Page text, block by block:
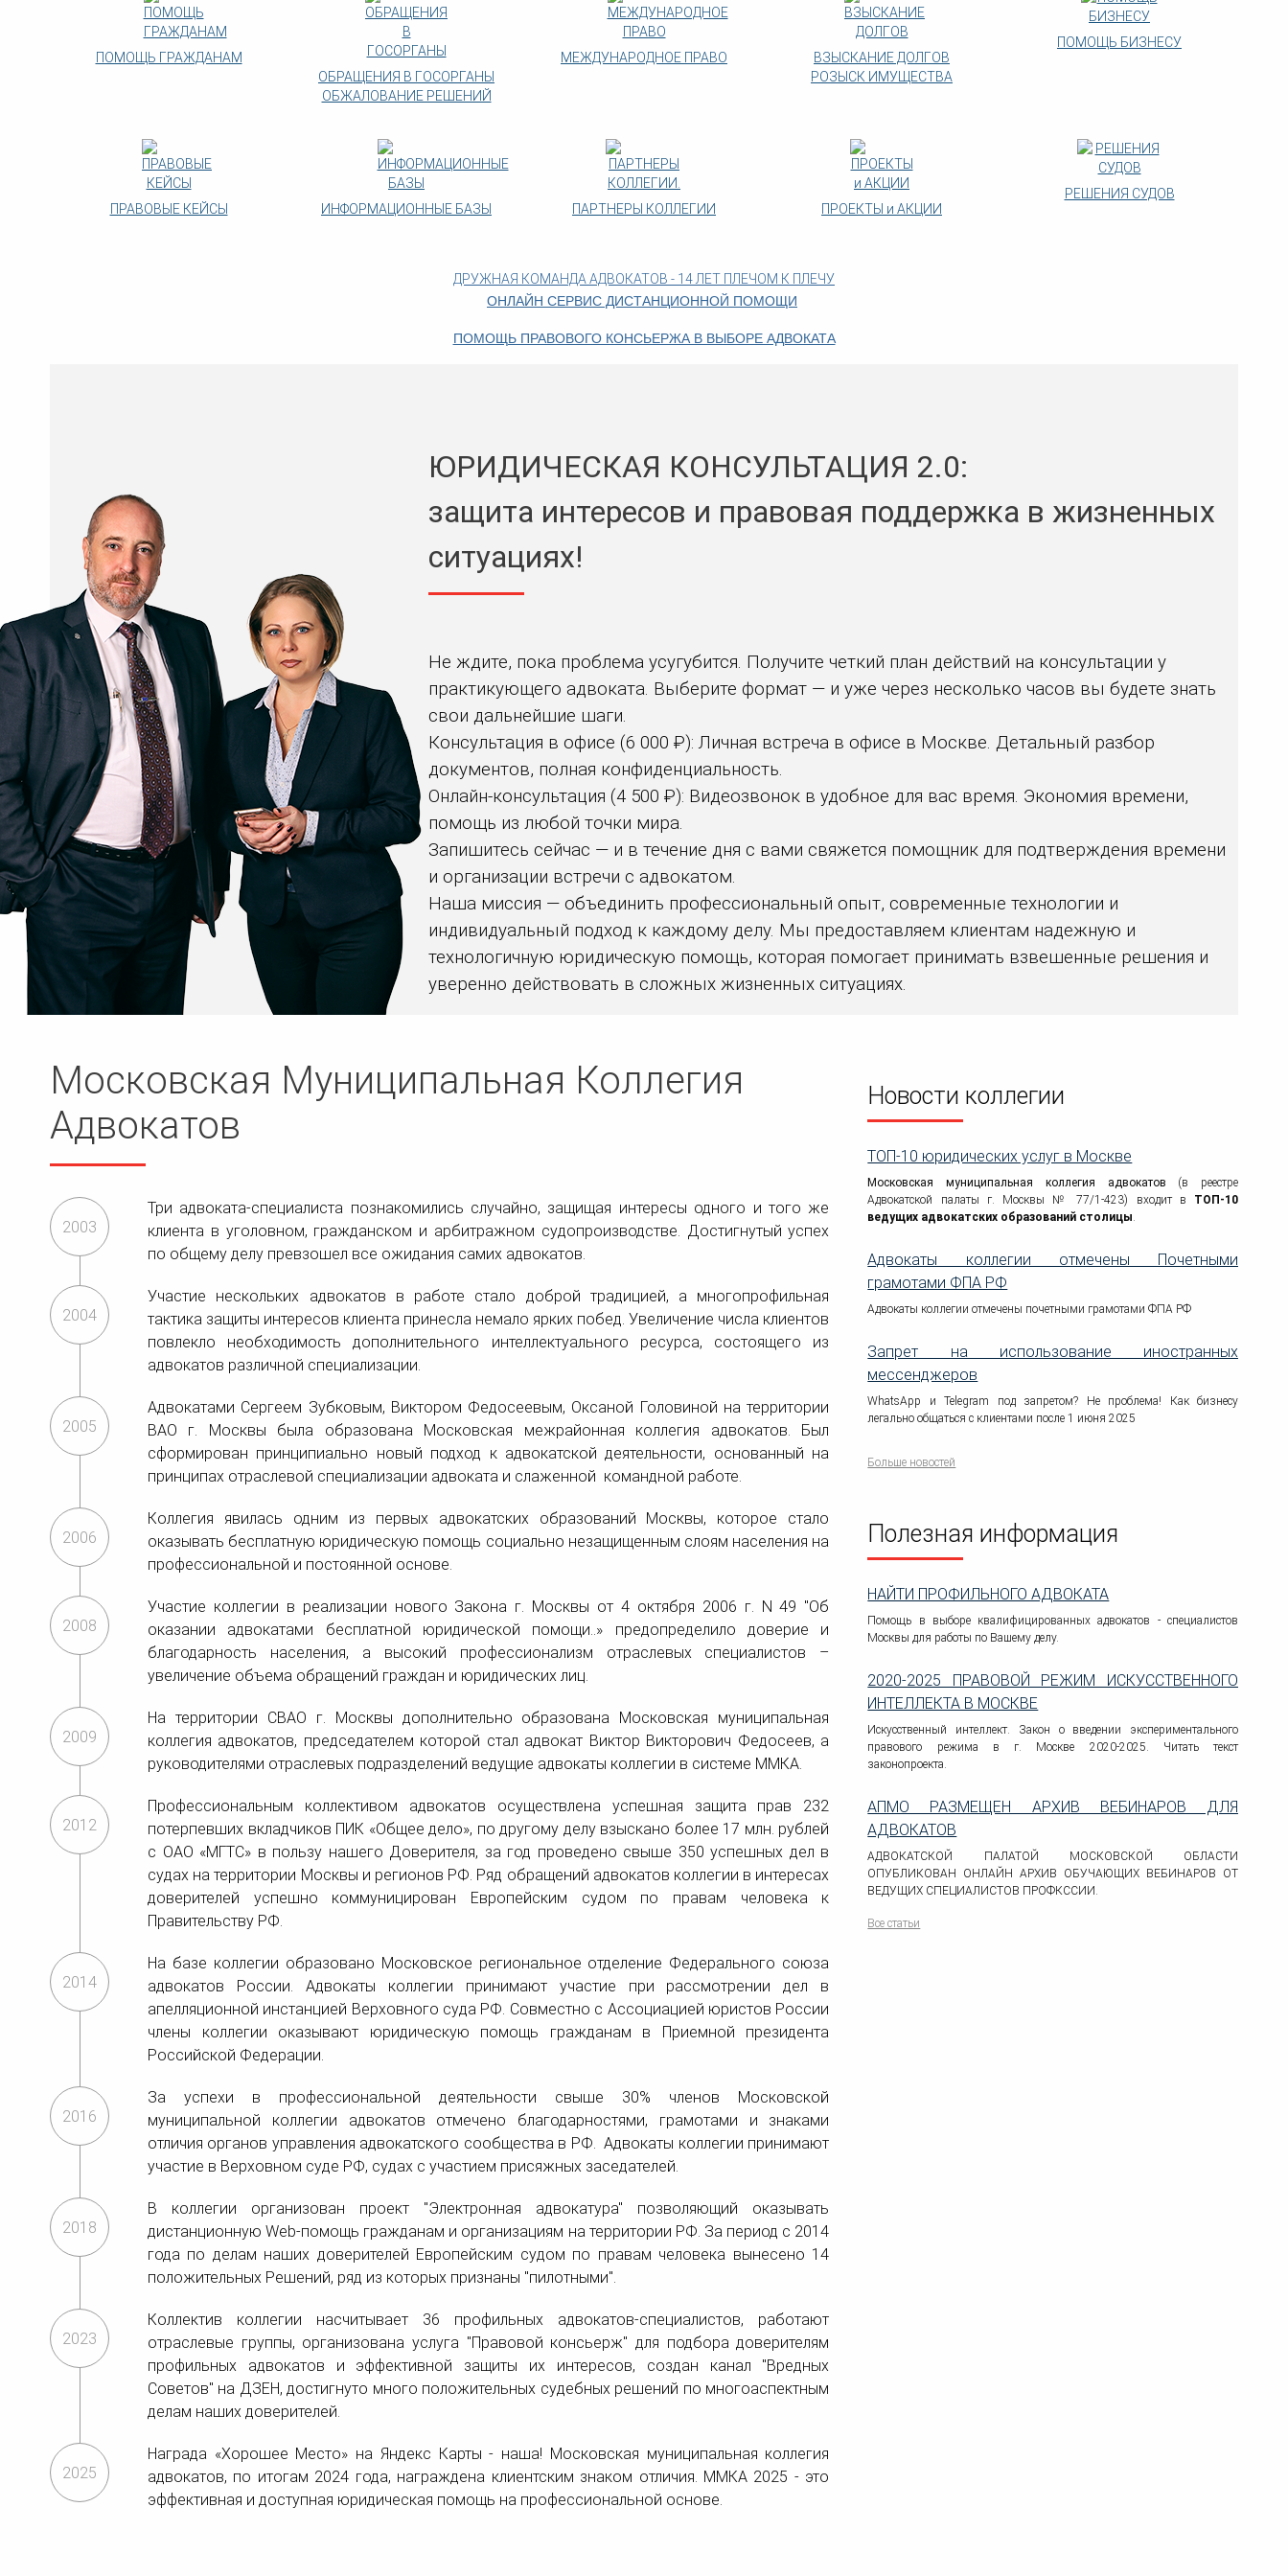
ПОМОЩЬ ГРАЖДАНАМ
ОБРАЩЕНИЯ В ГОСОРГАНЫ
ОБЖАЛОВАНИЕ РЕШЕНИЙ
МЕЖДУНАРОДНОЕ ПРАВО
ВЗЫСКАНИЕ ДОЛГОВ
РОЗЫСК ИМУЩЕСТВА
ПОМОЩЬ БИЗНЕСУ
ПРАВОВЫЕ КЕЙСЫ ИНФОРМАЦИОННЫЕ БАЗЫ ПАРТНЕРЫ КОЛЛЕГИИ ПРОЕКТЫ и АКЦИИ
РЕШЕНИЯ СУДОВ
ДРУЖНАЯ КОМАНДА АДВОКАТОВ - 14 ЛЕТ ПЛЕЧОМ К ПЛЕЧУ
ОНЛАЙН СЕРВИС ДИСТАНЦИОННОЙ ПОМОЩИ
ПОМОЩЬ ПРАВОВОГО КОНСЬЕРЖА В ВЫБОРЕ АДВОКАТА
ЮРИДИЧЕСКАЯ КОНСУЛЬТАЦИЯ 2.0:
защита интересов и правовая поддержка в жизненных
ситуациях!
Не ждите, пока проблема усугубится. Получите четкий план действий на консультации у
практикующего адвоката. Выберите формат — и уже через несколько часов вы будете знать
свои дальнейшие шаги.
Консультация в офисе (6 000 ₽): Личная встреча в офисе в Москве. Детальный разбор
документов, полная конфиденциальность.
Онлайн-консультация (4 500 ₽): Видеозвонок в удобное для вас время. Экономия времени,
помощь из любой точки мира.
Запишитесь сейчас — и в течение дня с вами свяжется помощник для подтверждения времени
и организации встречи с адвокатом.
Наша миссия — объединить профессиональный опыт, современные технологии и
индивидуальный подход к каждому делу. Мы предоставляем клиентам надежную и
технологичную юридическую помощь, которая помогает принимать взвешенные решения и
уверенно действовать в сложных жизненных ситуациях.
Московская Муниципальная Коллегия
Адвокатов
2003
Три адвоката-специалиста познакомились случайно, защищая интересы одного и того же
клиента в уголовном, гражданском и арбитражном судопроизводстве. Достигнутый успех
по общему делу превзошел все ожидания самих адвокатов.
2004
Участие нескольких адвокатов в работе стало доброй традицией, а многопрофильная
тактика защиты интересов клиента принесла немало ярких побед. Увеличение числа клиентов
повлекло необходимость дополнительного интеллектуального ресурса, состоящего из
адвокатов различной специализации.
2005
Адвокатами Сергеем Зубковым, Виктором Федосеевым, Оксаной Головиной на территории
ВАО г. Москвы была образована Московская межрайонная коллегия адвокатов. Был
сформирован принципиально новый подход к адвокатской деятельности, основанный на
принципах отраслевой специализации адвоката и слаженной командной работе.
2006
Коллегия явилась одним из первых адвокатских образований Москвы, которое стало
оказывать бесплатную юридическую помощь социально незащищенным слоям населения на
профессиональной и постоянной основе.
2008
Участие коллегии в реализации нового Закона г. Москвы от 4 октября 2006 г. N 49 "Об
оказании адвокатами бесплатной юридической помощи..» предопределило доверие и
благодарность населения, а высокий профессионализм отраслевых специалистов –
увеличение объема обращений граждан и юридических лиц.
2009
На территории СВАО г. Москвы дополнительно образована Московская муниципальная
коллегия адвокатов, председателем которой стал адвокат Виктор Викторович Федосеев, а
руководителями отраслевых подразделений ведущие адвокаты коллегии в системе ММКА.
2012
Профессиональным коллективом адвокатов осуществлена успешная защита прав 232
потерпевших вкладчиков ПИК «Общее дело», по другому делу взыскано более 17 млн. рублей
с ОАО «МГТС» в пользу нашего Доверителя, за год проведено свыше 350 успешных дел в
судах на территории Москвы и регионов РФ. Ряд обращений адвокатов коллегии в интересах
доверителей успешно коммуницирован Европейским судом по правам человека к
Правительству РФ.
2014
На базе коллегии образовано Московское региональное отделение Федерального союза
адвокатов России. Адвокаты коллегии принимают участие при рассмотрении дел в
апелляционной инстанцией Верховного суда РФ. Совместно с Ассоциацией юристов России
члены коллегии оказывают юридическую помощь гражданам в Приемной президента
Российской Федерации.
2016
За успехи в профессиональной деятельности свыше 30% членов Московской
муниципальной коллегии адвокатов отмечено благодарностями, грамотами и знаками
отличия органов управления адвокатского сообщества в РФ. Адвокаты коллегии принимают
участие в Верховном суде РФ, судах с участием присяжных заседателей.
2018
В коллегии организован проект "Электронная адвокатура" позволяющий оказывать
дистанционную Web-помощь гражданам и организациям на территории РФ. За период с 2014
года по делам наших доверителей Европейским судом по правам человека вынесено 14
положительных Решений, ряд из которых признаны "пилотными".
2023
Коллектив коллегии насчитывает 36 профильных адвокатов-специалистов, работают
отраслевые группы, организована услуга "Правовой консьерж" для подбора доверителям
профильных адвокатов и эффективной защиты их интересов, создан канал "Вредных
Советов" на ДЗЕН, достигнуто много положительных судебных решений по многоаспектным
делам наших доверителей.
2025
Награда «Хорошее Место» на Яндекс Карты - наша! Московская муниципальная коллегия
адвокатов, по итогам 2024 года, награждена клиентским знаком отличия. ММКА 2025 - это
эффективная и доступная юридическая помощь на профессиональной основе.
Новости коллегии
ТОП-10 юридических услуг в Москве
Московская муниципальная коллегия адвокатов (в реестре
Адвокатской палаты г. Москвы № 77/1-423) входит в ТОП-10
ведущих адвокатских образований столицы.
Адвокаты коллегии отмечены Почетными
грамотами ФПА РФ
Адвокаты коллегии отмечены почетными грамотами ФПА РФ
Запрет на использование иностранных
мессенджеров
WhatsApp и Telegram под запретом? Не проблема! Как бизнесу
легально общаться с клиентами после 1 июня 2025
Больше новостей
Полезная информация
НАЙТИ ПРОФИЛЬНОГО АДВОКАТА
Помощь в выборе квалифицированных адвокатов - специалистов
Москвы для работы по Вашему делу.
2020-2025 ПРАВОВОЙ РЕЖИМ ИСКУССТВЕННОГО
ИНТЕЛЛЕКТА В МОСКВЕ
Искусственный интеллект. Закон о введении экспериментального
правового режима в г. Москве 2020-2025. Читать текст
законопроекта.
АПМО РАЗМЕЩЕН АРХИВ ВЕБИНАРОВ ДЛЯ
АДВОКАТОВ
АДВОКАТСКОЙ ПАЛАТОЙ МОСКОВСКОЙ ОБЛАСТИ
ОПУБЛИКОВАН ОНЛАЙН АРХИВ ОБУЧАЮЩИХ ВЕБИНАРОВ ОТ
ВЕДУЩИХ СПЕЦИАЛИСТОВ ПРОФКССИИ.
Все статьи